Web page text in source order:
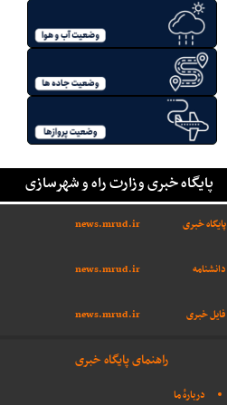
پایگاه خبری وزارت راه و شهرسازی
پایگاه خبری news.mrud.ir
دانشنامه
news.mrud.ir
فایل خبری news.mrud.ir
راهنمای پایگاه خبری
دربارهٔ ما